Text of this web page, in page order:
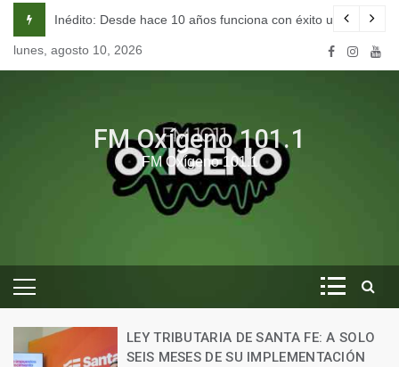
content
COMUNIDADES”
Inédito: Desde hace 10 años funciona con éxito una
lunes, agosto 10, 2026
FM Oxígeno 101.1
FM Oxígeno 101.1
LEY TRIBUTARIA DE SANTA FE: A SOLO
SEIS MESES DE SU IMPLEMENTACIÓN